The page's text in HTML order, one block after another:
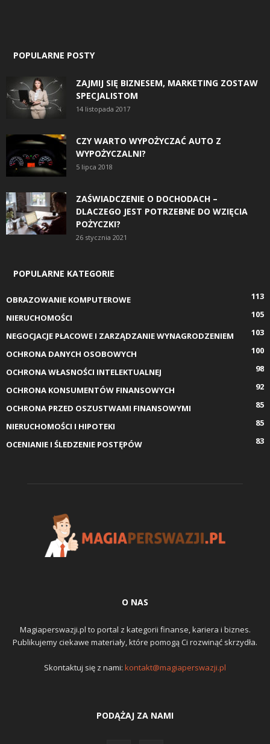
POPULARNE POSTY
ZAJMIJ SIĘ BIZNESEM, MARKETING ZOSTAW
SPECJALISTOM
14 listopada 2017
CZY WARTO WYPOŻYCZAĆ AUTO Z
WYPOŻYCZALNI?
5 lipca 2018
ZAŚWIADCZENIE O DOCHODACH –
DLACZEGO JEST POTRZEBNE DO WZIĘCIA
POŻYCZKI?
26 stycznia 2021
POPULARNE KATEGORIE
OBRAZOWANIE KOMPUTEROWE
113
NIERUCHOMOŚCI
105
NEGOCJACJE PŁACOWE I ZARZĄDZANIE WYNAGRODZENIEM
103
OCHRONA DANYCH OSOBOWYCH
100
OCHRONA WŁASNOŚCI INTELEKTUALNEJ
98
OCHRONA KONSUMENTÓW FINANSOWYCH
92
OCHRONA PRZED OSZUSTWAMI FINANSOWYMI
85
NIERUCHOMOŚCI I HIPOTEKI
85
OCENIANIE I ŚLEDZENIE POSTĘPÓW
83
O NAS
Magiaperswazji.pl to portal z kategorii finanse, kariera i biznes.
Publikujemy ciekawe materiały, które pomogą Ci rozwinąć skrzydła.
Skontaktuj się z nami: kontakt@magiaperswazji.pl
PODĄŻAJ ZA NAMI